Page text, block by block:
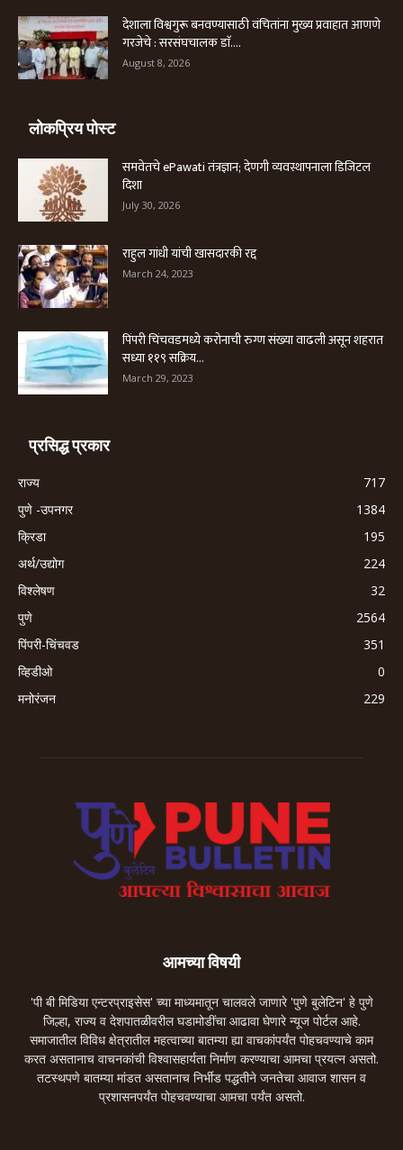
देशाला विश्वगुरू बनवण्यासाठी वंचितांना मुख्य प्रवाहात आणणे
गरजेचे : सरसंघचालक डाॅ....
August 8, 2026
लोकप्रिय पोस्ट
समवेतचे ePawati तंत्रज्ञान; देणगी व्यवस्थापनाला डिजिटल
दिशा
July 30, 2026
राहुल गांधी यांची खासदारकी रद्द
March 24, 2023
पिंपरी चिंचवडमध्ये करोनाची रुग्ण संख्या वाढली असून शहरात
सध्या ११९ सक्रिय...
March 29, 2023
प्रसिद्ध प्रकार
राज्य
717
पुणे -उपनगर
1384
क्रिडा
195
अर्थ/उद्योग
224
विश्लेषण
32
पुणे
2564
पिंपरी-चिंचवड
351
व्हिडीओ
0
मनोरंजन
229
आमच्या विषयी
'पी बी मिडिया एन्टरप्राइसेस' च्या माध्यमातून चालवले जाणारे 'पुणे बुलेटिन' हे पुणे
जिल्हा, राज्य व देशपातळीवरील घडामोडींचा आढावा घेणारे न्यूज पोर्टल आहे.
समाजातील विविध क्षेत्रातील महत्वाच्या बातम्या ह्या वाचकांपर्यंत पोहचवण्याचे काम
करत असतानाच वाचनकांची विश्वासहार्यता निर्माण करण्याचा आमचा प्रयत्न असतो.
तटस्थपणे बातम्या मांडत असतानाच निर्भीड पद्धतीने जनतेचा आवाज शासन व
प्रशासनपर्यंत पोहचवण्याचा आमचा पर्यंत असतो.